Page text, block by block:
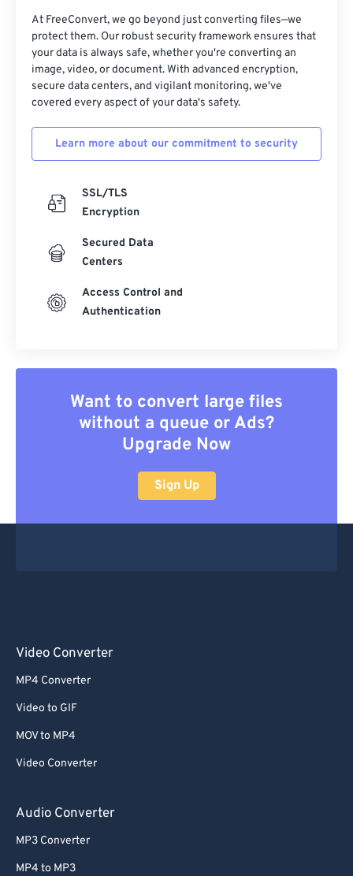
At FreeConvert, we go beyond just converting files—we
protect them. Our robust security framework ensures that
your data is always safe, whether you're converting an
image, video, or document. With advanced encryption,
secure data centers, and vigilant monitoring, we've
covered every aspect of your data's safety.
Learn more about our commitment to security
SSL/TLS
Encryption
Secured Data
Centers
Access Control and
Authentication
Want to convert large files
without a queue or Ads?
Upgrade Now
Sign Up
Video Converter
MP4 Converter
Video to GIF
MOV to MP4
Video Converter
Audio Converter
MP3 Converter
MP4 to MP3